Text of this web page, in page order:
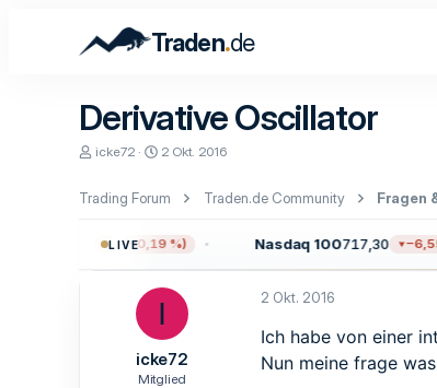
Traden.de
Derivative Oscillator
E
t
e
icke72
E
t
l
t
a
m
2 Okt. 2016
Trading Forum Traden.de Community Fragen
LIVE
−14,40 (−0,19 %) Nasdaq 100717,30 −6,55
I
icke72
Mitglied
2 Okt. 2016
Ich habe von einer
Nun meine frage